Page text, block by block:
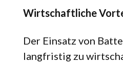
Wirtschaftliche
Der Einsatz von
langfristig zu